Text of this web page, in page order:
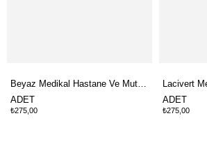
Beyaz Medikal Hastane Ve Mutfak Çift Taban Sandalet Terlik
ADET
₺275,00
ADET
₺275,00